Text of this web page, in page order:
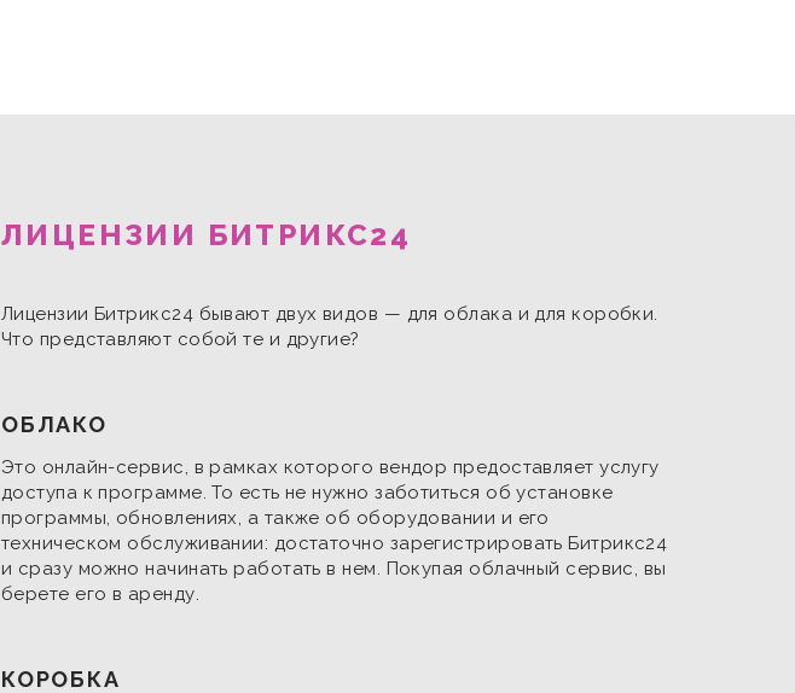
ЛИЦЕНЗИИ БИТРИКС24
Лицензии Битрикс24 бывают двух видов — для облака и для коробки.
Что представляют собой те и другие?
ОБЛАКО
Это онлайн-сервис, в рамках которого вендор предоставляет услугу
доступа к программе. То есть не нужно заботиться об установке
программы, обновлениях, а также об оборудовании и его
техническом обслуживании: достаточно зарегистрировать Битрикс24
и сразу можно начинать работать в нем. Покупая облачный сервис, вы
берете его в аренду.
КОРОБКА